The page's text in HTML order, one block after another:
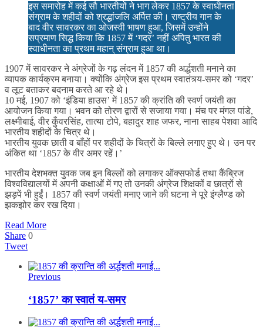
इस समारोह में कई सौ भारतीयों ने भाग लेकर 1857 के स्वाधीनता
संग्राम के शहीदों को श्रद्धांजलि अर्पित की। राष्ट्रीय गान के
बाद वीर सावरकर का ओजस्वी भाषण हुआ, जिसमें उन्होंने
सप्रमाण सिद्ध किया कि 1857 में ‘गदर’ नहीं अपितु भारत की
स्वाधीनता का प्रथम महान् संग्राम हुआ था।
1907 में सावरकर ने अंग्रेजों के गढ़ लंदन में 1857 की अर्द्धशती मनाने का
व्यापक कार्यक्रम बनाया। क्योंकि अंग्रेज इस प्रथम स्वातंत्र्य-समर को ‘गदर’
व लूट बताकर बदनाम करते आ रहे थे।
10 मई, 1907 को ‘इंडिया हाउस’ में 1857 की क्रांति की स्वर्ण जयंती का
आयोजन किया गया। भवन को तोरण द्वारों से सजाया गया। मंच पर मंगल पांडे,
लक्ष्मीबाई, वीर कुँवरसिंह, तात्या टोपे, बहादुर शाह जफर, नाना साहब पेशवा आदि
भारतीय शहीदों के चित्र थे।
भारतीय युवक छाती व बाँहों पर शहीदों के चित्रों के बिल्ले लगाए हुए थे। उन पर
अंकित था ‘1857 के वीर अमर रहें।’
भारतीय देशभक्त युवक जब इन बिल्लों को लगाकर ऑक्सफोर्ड तथा कैंब्रिज
विश्वविद्यालयों में अपनी कक्षाओं में गए तो उनकी अंग्रेज शिक्षकों व छात्रों से
झड़पें भी हुईं। 1857 की स्वर्ण जयंती मनाए जाने की घटना ने पूरे इंग्लैण्ड को
झकझोर कर रख दिया।
Read More
Share 0
Tweet
Previous
‘1857’ का स्वातं य-समर